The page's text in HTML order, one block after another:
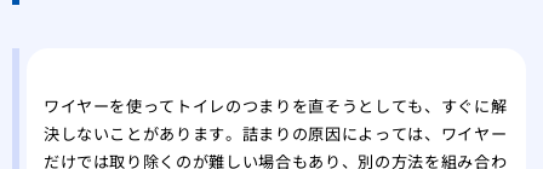
践
ワイヤーを使ってトイレのつまりを直そうとしても、すぐに解
決しないことがあります。詰まりの原因によっては、ワイヤー
だけでは取り除くのが難しい場合もあり、別の方法を組み合わ